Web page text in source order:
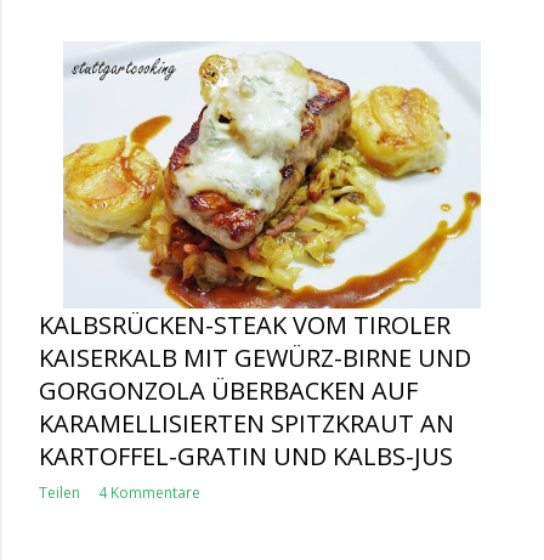
KALBSRÜCKEN-STEAK VOM TIROLER
KAISERKALB MIT GEWÜRZ-BIRNE UND
GORGONZOLA ÜBERBACKEN AUF
KARAMELLISIERTEN SPITZKRAUT AN
KARTOFFEL-GRATIN UND KALBS-JUS
Teilen 4 Kommentare